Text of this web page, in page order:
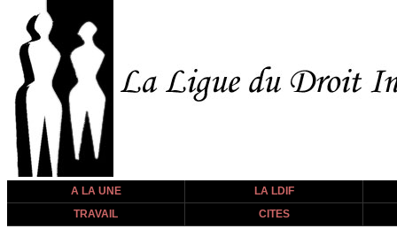
A LA UNE
LA LDIF
TRAVAIL
CITES